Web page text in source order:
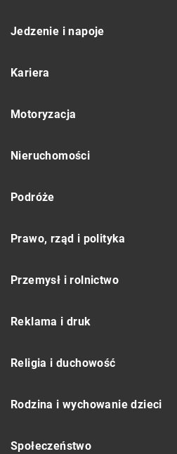
Jedzenie i napoje
Kariera
Motoryzacja
Nieruchomości
Podróże
Prawo, rząd i polityka
Przemysł i rolnictwo
Reklama i druk
Religia i duchowość
Rodzina i wychowanie dzieci
Społeczeństwo